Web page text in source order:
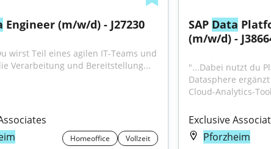
Engineer (m/w/d) - J27230
wirst Teil eines agilen IT-Teams und
Verarbeitung und Bereitstellung...
Homeoffice Vollzeit
SAP Data
(m/w/d) -
"...Dabei nutzt du
Datasphere
Cloud-Analytics-
Exclusive
Pforzheim